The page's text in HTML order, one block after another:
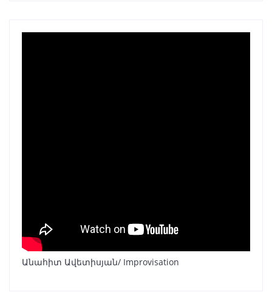
Անահիտ Ավետիսյան/ Improvisation